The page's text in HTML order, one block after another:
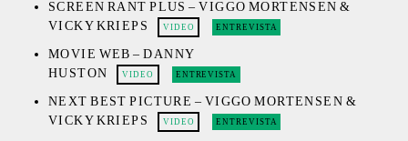
SCREEN RANT PLUS – VIGGO MORTENSEN &
VICKY KRIEPS
VIDEO ENTREVISTA
MOVIE WEB – DANNY
HUSTON
VIDEO ENTREVISTA
NEXT BEST PICTURE – VIGGO MORTENSEN &
VICKY KRIEPS
VIDEO ENTREVISTA